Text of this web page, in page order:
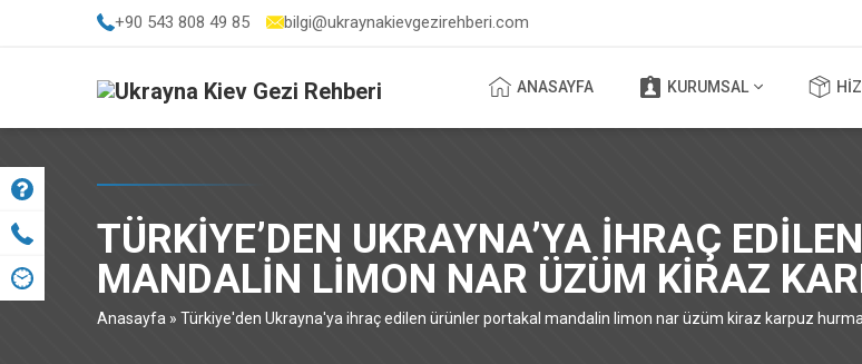
+90 543 808 49 85 bilgi@ukraynakievgezirehberi.com
ANASAYFA KURUMSAL
TÜRKIYE’DEN UKRAYNA’YA IHRAÇ
MANDALIN LIMON NAR ÜZÜM KIRAZ
Anasayfa » Türkiye'den Ukrayna'ya ihraç edilen ürünler portakal mandalin limon nar üzüm kiraz karpuz